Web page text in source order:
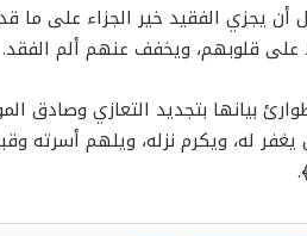
أن يجزي الفقيد خير الجزاء على ما
على قلوبهم، ويخفف عنهم ألم الفقد.
بيانها بتجديد التعازي وصادق
له، ويكرم نزله، ويلهم أسرته